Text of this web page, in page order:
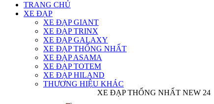
TRANG CHỦ
XE ĐẠP
XE ĐẠP GIANT
XE ĐẠP TRINX
XE ĐẠP GALAXY
XE ĐẠP THỐNG NHẤT
XE ĐẠP ASAMA
XE ĐẠP TOTEM
XE ĐẠP HILAND
THƯƠNG HIỆU KHÁC
XE ĐẠP THỐNG NHẤT NEW 24